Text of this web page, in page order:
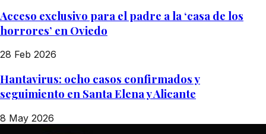
Acceso exclusivo para el padre a la ‘casa de los
horrores’ en Oviedo
28 Feb 2026
Hantavirus: ocho casos confirmados y
seguimiento en Santa Elena y Alicante
8 May 2026